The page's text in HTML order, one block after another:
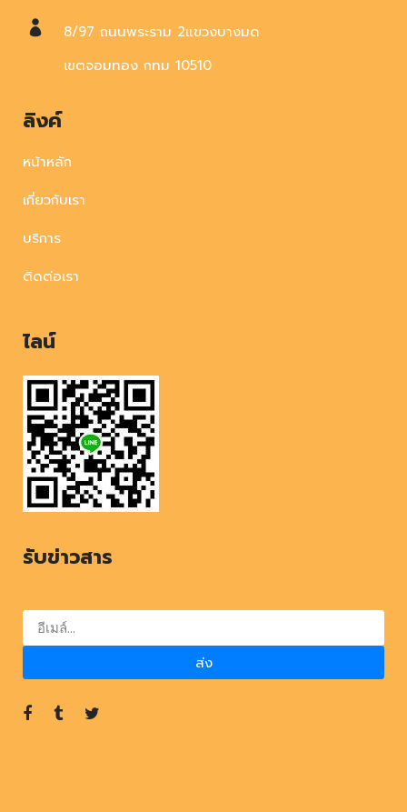
8/97 ถนนพระราม 2แขวงบางมด
เขตจอมทอง กทม 10510
ลิงค์
หน้าหลัก
เกี่ยวกับเรา
บริการ
ติดต่อเรา
ไลน์
รับข่าวสาร